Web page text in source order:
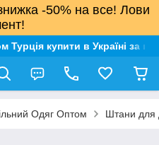
-50% на все! Лови
купити в Україні за
Одяг Оптом Штани для